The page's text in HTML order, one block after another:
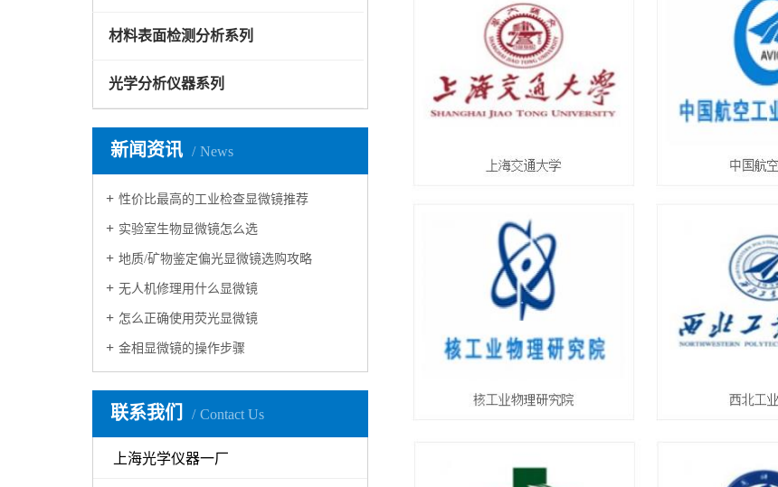
材料表面检测分析系列
光学分析仪器系列
新闻资讯 News
性价比最高的工业检查显微镜推荐
实验室生物显微镜怎么选
地质/矿物鉴定偏光显微镜选购攻略
无人机修理用什么显微镜
怎么正确使用荧光显微镜
金相显微镜的操作步骤
联系我们 Contact Us
上海光学仪器一厂